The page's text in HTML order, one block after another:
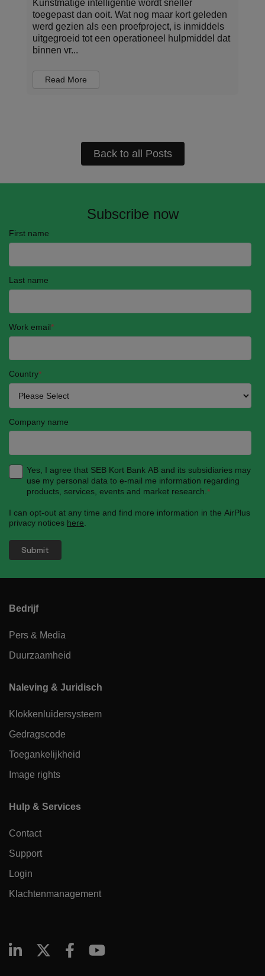
Kunstmatige intelligentie wordt sneller
toegepast dan ooit. Wat nog maar kort geleden
werd gezien als een proefproject, is inmiddels
uitgegroeid tot een operationeel hulpmiddel dat
binnen vr...
Read More
Back to all Posts
Subscribe now
First name
Last name
Work email*
Country*
Company name
Yes, I agree that SEB Kort Bank AB and its subsidiaries may
use my personal data to e-mail me information regarding
products, services, events and market research. *
I can opt-out at any time and find more information in the AirPlus
privacy notices here
Bedrijf
Pers & Media
Duurzaamheid
Naleving & Juridisch
Klokkenluidersysteem
Gedragscode
Toegankelijkheid
Image rights
Hulp & Services
Contact
Support
Login
Klachtenmanagement